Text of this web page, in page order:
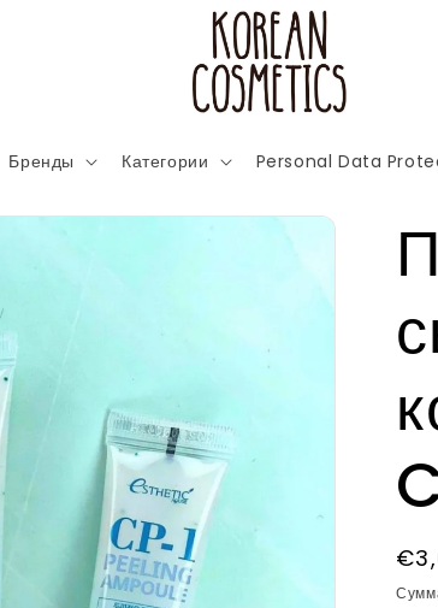
Бренды Категории Personal Data